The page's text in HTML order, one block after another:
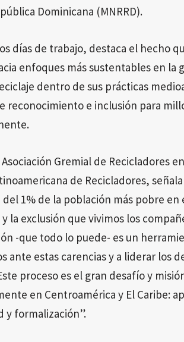
Dominicana (MNRRD).
días de trabajo, destaca el hecho
enfoques más sustentables en la
dentro de sus prácticas
reconocimiento e inclusión para
Gremial de Recicladores
de Recicladores,
1% de la población más pobre en
la exclusión que vivimos los
-que todo lo puede- es un
estas carencias y a liderar los
proceso es el gran desafío y
en Centroamérica y El Caribe:
y formalización”.